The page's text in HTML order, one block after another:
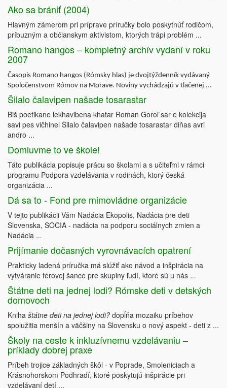
Ako sa brániť (2004)
Hlavným zámerom pri príprave príručky bolo poskytnúť rodičom,
príbuzným a občianskym aktivistom, ktorých trápi problém ...
Romano hangos – kompletný archív vydaní v roku
2007
Časopis Romano hangos (Rómsky hlas) je dvojtýždenník vydávaný
Spoločenstvom Rómov na Morave. Noviny vychádzajú v tlačenej ...
Šilalo čalavipen našade tosarastar
Biš poetikane lekhavibena khatar Roman Goroľ sar e kolekcija
savi pes vičhinel Šilalo čalavipen našade tosarastar diňas avri
andro ...
Domluvme to ve škole!
Táto publikácia popisuje prácu so školami a s učiteľmi v rámci
programu Podpora vzdelávania v rodinách, ktorý česká
organizácia ...
Dá sa to - Fond pre mimovládne organizácie
V tejto publikácii Vám Nadácia Ekopolis, Nadácia pre deti
Slovenska, SOCIA - nadácia na podporu sociálnych zmien a
Nadácia ...
Prijímanie dočasných vyrovnávacích opatrení
Prakticky ladená príručka má slúžiť ako návod a inšpirácia na
vytváranie férovej šance pre skupiny ľudí, ktoré sú u nás ...
Štátne deti na jednej lodi? Rómske deti v detských
domovoch
Kniha štátne deti na jednej lodi? dopĺňa mozaiku príbehov
spolužitia menšín a väčšiny na Slovensku o nový aspekt - deti z ...
Školy na ceste k inkluzívnemu vzdelávaniu –
príklady dobrej praxe
Príbeh trojice základných škôl - v Poprade, Smoleniciach a
Krásnohorskom Podhradí, ktoré poskytujú inšpirácie pri
vzdelávaní detí ...